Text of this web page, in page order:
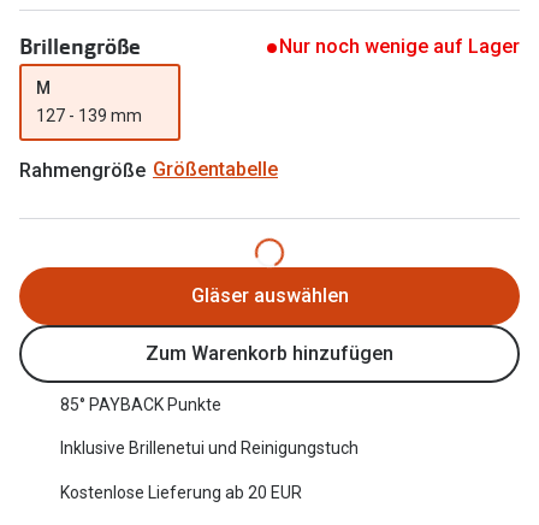
Alle Brillen Ratgeber
Angebote
Brillen 2 für 1
20% auf selbsttönende Gläser
Trends
Nuance Audio Brille
Ray-Ban Meta
Oakley Meta
Brillentrends 2026
Ray-Ban
Oakley
Zubehör
Brillengröße Nur noch wenige auf Lager
M
127 - 139 mm
Rahmengröße Größentabelle
Gläser auswählen
Zum Warenkorb hinzufügen
85° PAYBACK Punkte
Inklusive Brillenetui und Reinigungstuch
Kostenlose Lieferung ab 20 EUR